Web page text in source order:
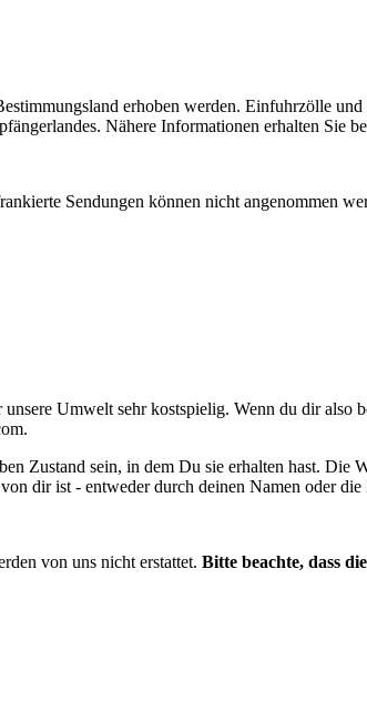
erhoben werden. Einfuhrzölle
Nähere Informationen erhalten Sie
Sendungen können nicht angenommen
Umwelt sehr kostspielig. Wenn du dir also
.
Zustand sein, in dem Du sie erhalten hast. Die
dir ist - entweder durch deinen Namen oder die
von uns nicht erstattet. Bitte beachte, dass